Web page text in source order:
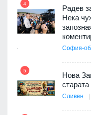
4
Радев
Нека
София-
5
Нова
Сливен